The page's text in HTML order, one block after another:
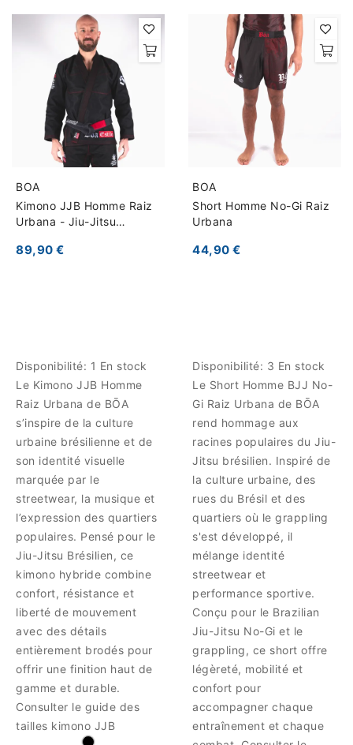
BOA
Kimono JJB Homme Raiz
Urbana - Jiu-Jitsu
89,90 €
Disponibilité: 1 En stock
Le Kimono JJB Homme
Raiz Urbana de BŌA
s’inspire de la culture
urbaine brésilienne et de
son identité visuelle
marquée par le
streetwear, la musique et
l’expression des quartiers
populaires. Pensé pour le
Jiu-Jitsu Brésilien, ce
kimono hybride combine
confort, résistance et
liberté de mouvement
avec des détails
entièrement brodés pour
offrir une finition haut de
gamme et durable.
Consulter le guide des
tailles kimono JJB
BOA
Short Homme No-Gi Raiz
Urbana
44,90 €
Disponibilité: 3 En stock
Le Short Homme BJJ No-
Gi Raiz Urbana de BŌA
rend hommage aux
racines populaires du Jiu-
Jitsu brésilien. Inspiré de
la culture urbaine, des
rues du Brésil et des
quartiers où le grappling
s'est développé, il
mélange identité
streetwear et
performance sportive.
Conçu pour le Brazilian
Jiu-Jitsu No-Gi et le
grappling, ce short offre
légèreté, mobilité et
confort pour
accompagner chaque
entraînement et chaque